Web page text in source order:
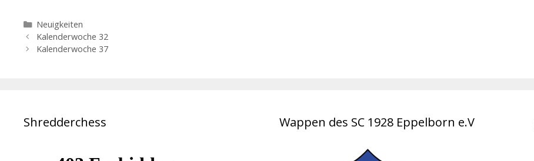
Kategorien
Neuigkeiten
Kalenderwoche 32
Kalenderwoche 37
Shredderchess Wappen des SC 1928 Eppelborn e.V